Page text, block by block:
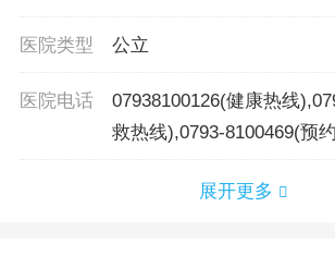
医院类型 公立
医院电话
07938100126(健康热线
救热线),0793-8100469(预
展开更多